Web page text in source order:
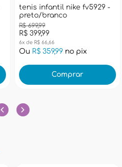
tenis infantil nike fv5929 -
preto/branco
R$ 399,99
R$ 699,99
6x de R$ 66,66
Ou R$ 359,99no pix
Comprar